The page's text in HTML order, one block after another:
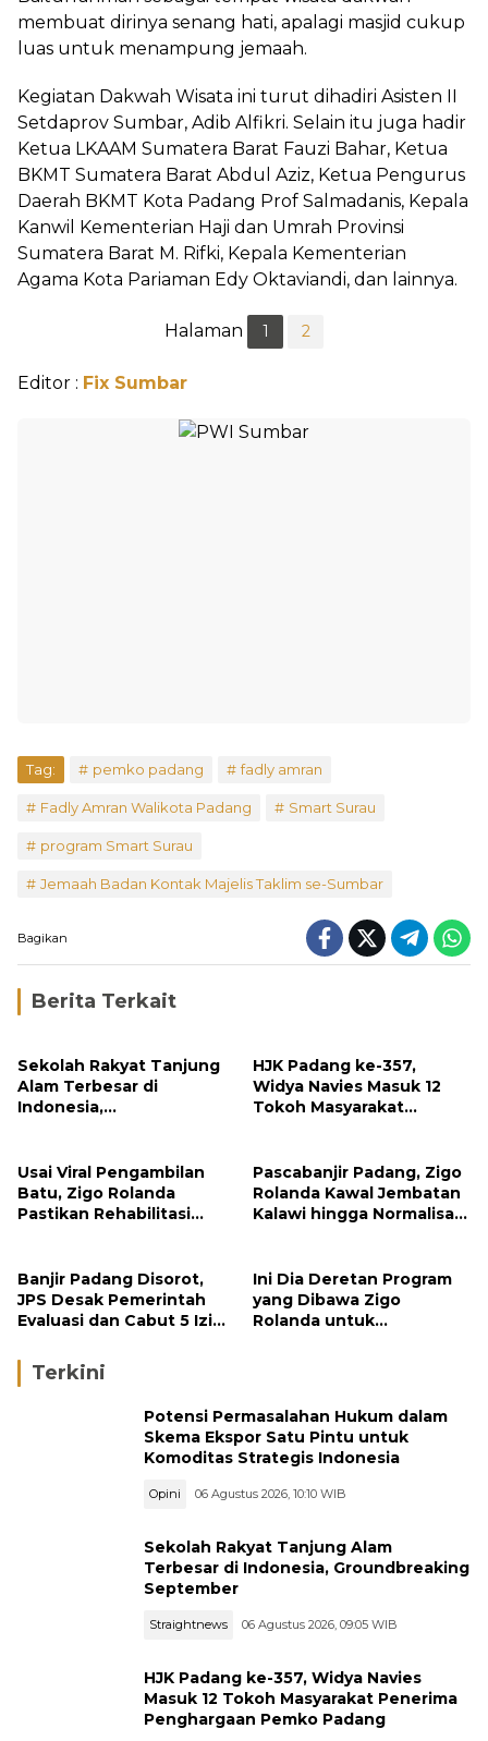
membuat dirinya senang hati, apalagi masjid cukup
luas untuk menampung jemaah.
Kegiatan Dakwah Wisata ini turut dihadiri Asisten II
Setdaprov Sumbar, Adib Alfikri. Selain itu juga hadir
Ketua LKAAM Sumatera Barat Fauzi Bahar, Ketua
BKMT Sumatera Barat Abdul Aziz, Ketua Pengurus
Daerah BKMT Kota Padang Prof Salmadanis, Kepala
Kanwil Kementerian Haji dan Umrah Provinsi
Sumatera Barat M. Rifki, Kepala Kementerian
Agama Kota Pariaman Edy Oktaviandi, dan lainnya.
Halaman 1 2
Editor : Fix Sumbar
Tag: pemko padang fadly amran
Fadly Amran Walikota Padang Smart Surau
program Smart Surau
Jemaah Badan Kontak Majelis Taklim se-Sumbar
Bagikan
Berita Terkait
Sekolah Rakyat Tanjung
Alam Terbesar di
Indonesia,
HJK Padang ke-357,
Widya Navies Masuk 12
Tokoh Masyarakat
Usai Viral Pengambilan
Batu, Zigo Rolanda
Pastikan Rehabilitasi
Pascabanjir Padang, Zigo
Rolanda Kawal Jembatan
Kalawi hingga Normalisasi
Banjir Padang Disorot,
JPS Desak Pemerintah
Evaluasi dan Cabut 5 Izin
Ini Dia Deretan Program
yang Dibawa Zigo
Rolanda untuk
Terkini
Potensi Permasalahan Hukum dalam
Skema Ekspor Satu Pintu untuk
Komoditas Strategis Indonesia
Opini 06 Agustus 2026, 10:10 WIB
Sekolah Rakyat Tanjung Alam
Terbesar di Indonesia, Groundbreaking
September
Straightnews 06 Agustus 2026, 09:05 WIB
HJK Padang ke-357, Widya Navies
Masuk 12 Tokoh Masyarakat Penerima
Penghargaan Pemko Padang